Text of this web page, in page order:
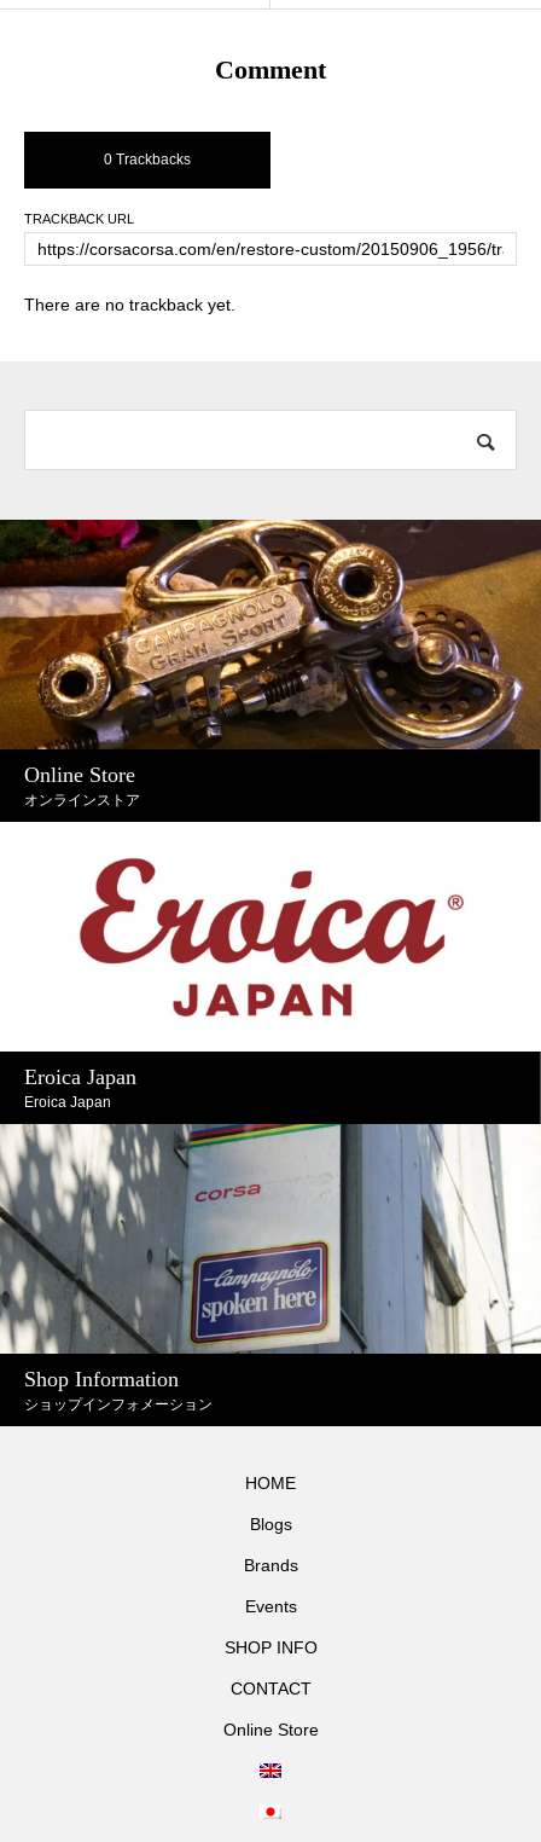
Comment
0 Trackbacks
TRACKBACK URL
There are no trackback yet.
Online Store
オンラインストア
Eroica Japan
Eroica Japan
Shop Information
ショップインフォメーション
HOME
Blogs
Brands
Events
SHOP INFO
CONTACT
Online Store